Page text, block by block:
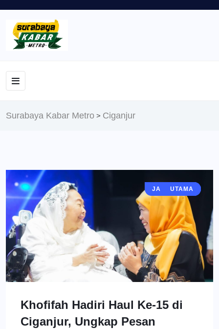
Surabaya Kabar Metro > Ciganjur
BERITA
JAWA TIMUR
POLITIK
UTAMA
Khofifah Hadiri Haul Ke-15 di
Ciganjur, Ungkap Pesan